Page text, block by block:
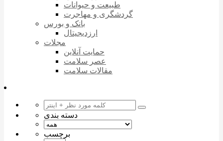
طبیعت و حیوانات
گردشگری و مهاجرت
بانک و بورس
ارزدیجیتال
مجلات
حمایت آنلاین
عصر سلامت
مقالات سلامت
دسته بندی
برچسب